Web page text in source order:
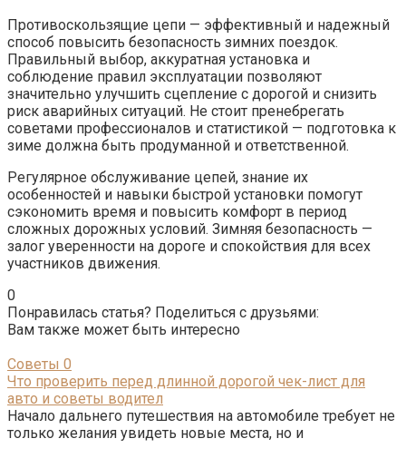
Противоскользящие цепи — эффективный и надежный
способ повысить безопасность зимних поездок.
Правильный выбор, аккуратная установка и
соблюдение правил эксплуатации позволяют
значительно улучшить сцепление с дорогой и снизить
риск аварийных ситуаций. Не стоит пренебрегать
советами профессионалов и статистикой — подготовка к
зиме должна быть продуманной и ответственной.
Регулярное обслуживание цепей, знание их
особенностей и навыки быстрой установки помогут
сэкономить время и повысить комфорт в период
сложных дорожных условий. Зимняя безопасность —
залог уверенности на дороге и спокойствия для всех
участников движения.
0
Понравилась статья? Поделиться с друзьями:
Вам также может быть интересно
Советы 0
Что проверить перед длинной дорогой чек-лист для
авто и советы водител
Начало дальнего путешествия на автомобиле требует не
только желания увидеть новые места, но и